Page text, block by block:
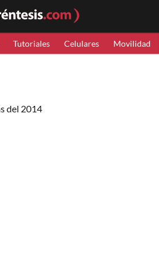
Tutoriales Celulares Movilidad